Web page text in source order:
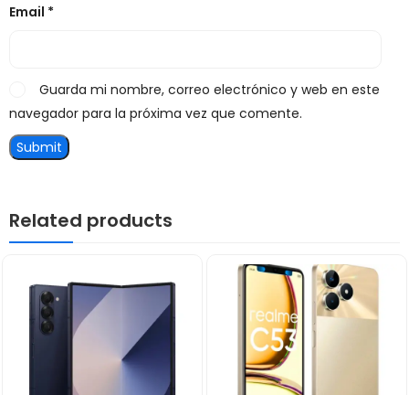
Email *
Guarda mi nombre, correo electrónico y web en este
navegador para la próxima vez que comente.
Related products